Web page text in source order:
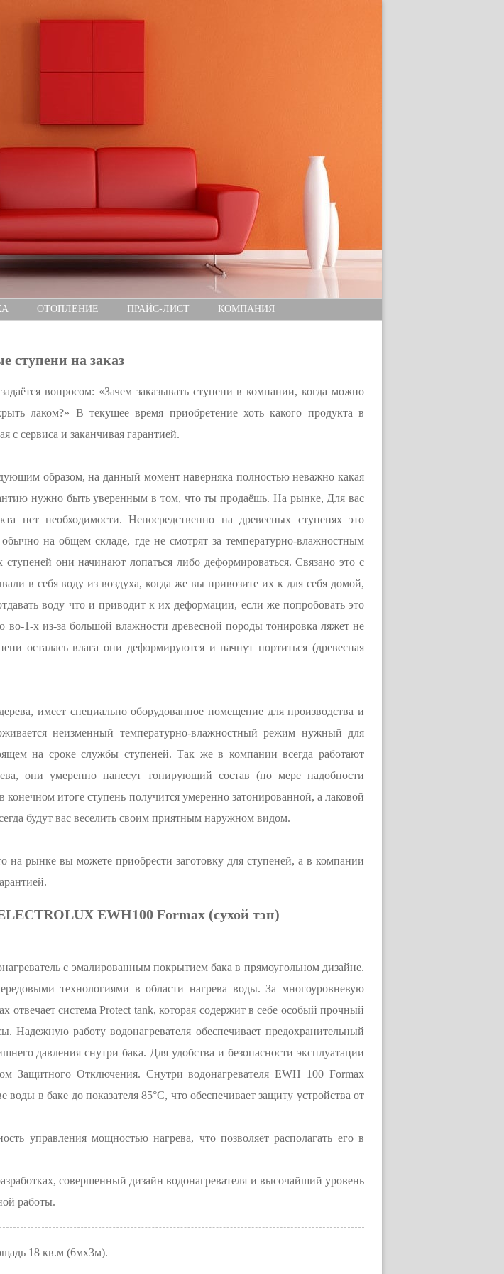
ОТОПЛЕНИЕ ПРАЙС-ЛИСТ КОМПАНИЯ
ступени на заказ
вопросом: «Зачем заказывать ступени в компании, когда можно
лаком?» В текущее время приобретение хоть какого продукта в
с сервиса и заканчивая гарантией.
образом, на данный момент наверняка полностью неважно какая
нужно быть уверенным в том, что ты продаёшь. На рынке, Для вас
нет необходимости. Непосредственно на древесных ступенях это
на общем складе, где не смотрят за температурно-влажностным
они начинают лопаться либо деформироваться. Связано это с
в себя воду из воздуха, когда же вы привозите их к для себя домой,
воду что и приводит к их деформации, если же попробовать это
во-1-х из-за большой влажности древесной породы тонировка ляжет не
осталась влага они деформируются и начнут портиться (древесная
имеет специально оборудованное помещение для производства и
неизменный температурно-влажностный режим нужный для
на сроке службы ступеней. Так же в компании всегда работают
они умеренно нанесут тонирующий состав (по мере надобности
итоге ступень получится умеренно затонированной, а лаковой
будут вас веселить своим приятным наружном видом.
на рынке вы можете приобрести заготовку для ступеней, а в компании
EWH100 Formax (сухой тэн)
с эмалированным покрытием бака в прямоугольном дизайне.
технологиями в области нагрева воды. За многоуровневую
отвечает система Protect tank, которая содержит в себе особый прочный
Надежную работу водонагревателя обеспечивает предохранительный
давления снутри бака. Для удобства и безопасности эксплуатации
Защитного Отключения. Снутри водонагревателя EWH 100 Formax
в баке до показателя 85°С, что обеспечивает защиту устройства от
управления мощностью нагрева, что позволяет располагать его в
совершенный дизайн водонагревателя и высочайший уровень
работы.
18 кв.м (6мх3м).